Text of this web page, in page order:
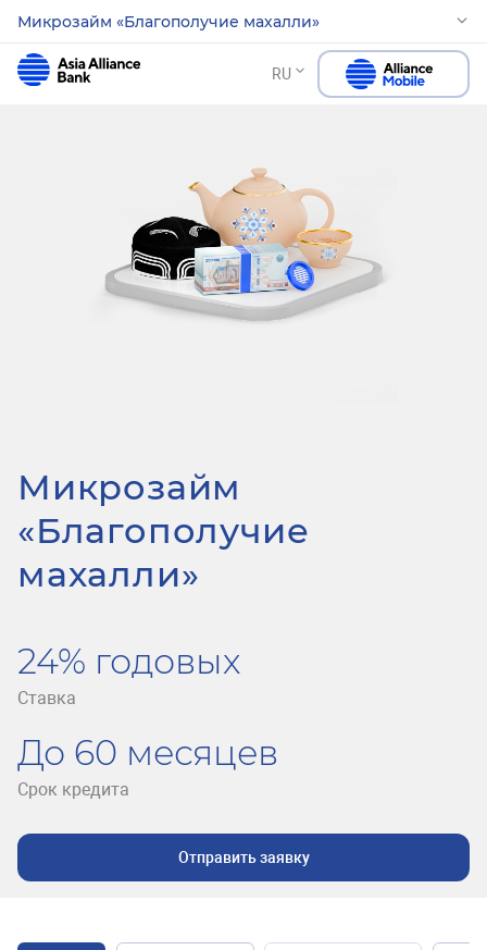
Микрозайм «Благополучие махалли»
RU
Микрозайм
«Благополучие
махалли»
24% годовых
Ставка
До 60 месяцев
Срок кредита
Отправить заявку